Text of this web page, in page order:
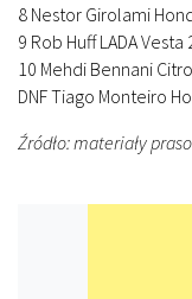
8 Nestor Girolami
9 Rob Huff LADA Vesta
10 Mehdi Bennani
DNF Tiago Monteiro
Źródło: materiały